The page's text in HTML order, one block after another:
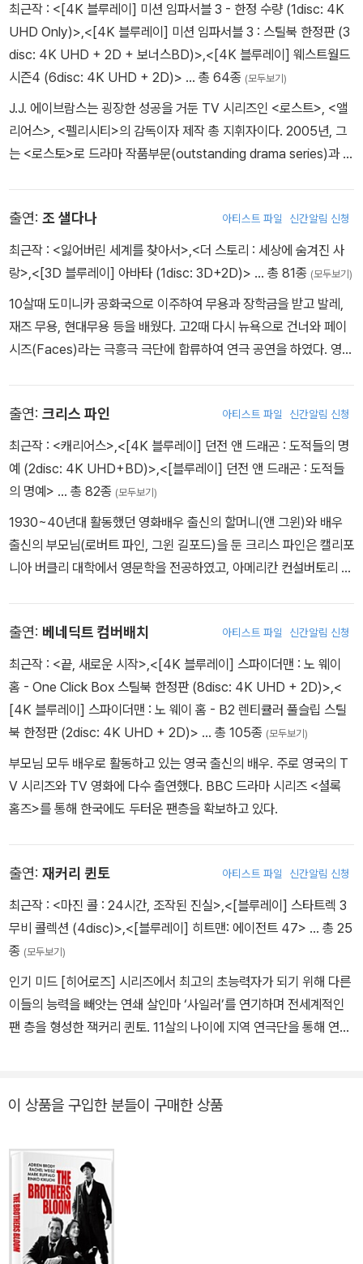
이즈호! 커크 함장과 대원들은 초토화된 전쟁터 한복판에서 인류의
미래가 걸린 선택의 기로에 놓이게 되는데…
최근작 : <[4K 블루레이] 미션 임파서블 3 - 한정 수량 (1disc: 4K
UHD Only)>,<[4K 블루레이] 미션 임파서블 3 : 스틸북 한정판 (3
disc: 4K UHD + 2D + 보너스BD)>,<[4K 블루레이] 웨스트월드
시즌4 (6disc: 4K UHD + 2D)> … 총 64종 (모두보기)
J.J. 에이브람스는 굉장한 성공을 거둔 TV 시리즈인 <로스트>, <앨
리어스>, <펠리시티>의 감독이자 제작 총 지휘자이다. 2005년, 그
는 <로스토>로 드라마 작품부문(outstanding drama series)과 드
for a drama series)의 후보도 오르는 기염을 토했다. 그는 현재 할
리우드가 주목하는 천재적인 신예 감독으로 손꼽히고 있다. J.J. 에브
람스는 <아마게돈>, <사랑 이야기>, <헨리의 이야기>와 같은 작품
자란 에브람스는 8살 때 유니버셜 스튜디오 투어를 참가한 이후부터
영화에 대한 열정을 키웠다. 그는 대학 재학 시절부터 수 많은 아마추
어 영화제에서 수상을 해왔으며 TV 시리즈 <펠리시티>를 통해 명성
을 얻기 시작했다. 그가 <미션임파서블3>의 감독으로 내정된 이 후,
할리우드는 온통 술렁거리기 시작했다. <로스트>, <앨리어스> 등을
미션임파서블3>에 대한 폭발적인 기대감 때문이다. 그는 어린 시절
부터 동경해왔던 <미션임파서블>에 새로운 아이디어와 가공할만한
액션을 가미해 최고의 작품을 탄생시켰다. 그는 21세기가 주목하는
최고의 천재 감독으로 평가 받고 있다.
출연: 조 샐다나 아티스트 파일 신간알림 신청
최근작 : <잃어버린 세계를 찾아서>,<더 스토리 : 세상에 숨겨진 사
랑>,<[3D 블루레이] 아바타 (1disc: 3D+2D)> … 총 81종 (모두보기)
10살때 도미니카 공화국으로 이주하여 무용과 장학금을 받고 발레,
재즈 무용, 현대무용 등을 배웠다. 고2때 다시 뉴욕으로 건너와 페이
시즈(Faces)라는 극흥극 극단에 합류하여 연극 공연을 하였다. 영화
로스로드> <드럼라인> <캐릭비안의 해적 : 블랙 펄의 저주> 등에 출
연한 데 이어 2004년 <터미널>로 무비라인 매거진 선정 ‘할리우드
에서 주목해야 할 신예’로 선정되는 등 할리우드에서 가장 다재 다능
한 배우로 손꼽히고 있다. ‘2008년 세계에서 가장 아름다운 100인’,
성 TOP 99’, 맥심 닷컴 선정 ‘2008 HOT 100’에 오른 바 있다. 자
신이 열정을 느낄 수 있는 배역을 신중히 고르는 배우로 유명한 그녀
는 〈스타트렉 : 더 비기닝〉을 잇는 차기작으로 제임스 카메론 감독의
SF대작 〈아바타〉를 골랐다. 그리고 이 영화의 아름다운 외계종족 나
비족 전사로 전세계의 히로인으로 떠오르게 되었다.
출연: 크리스 파인 아티스트 파일 신간알림 신청
최근작 : <캐리어스>,<[4K 블루레이] 던전 앤 드래곤 : 도적들의 명
예 (2disc: 4K UHD+BD)>,<[블루레이] 던전 앤 드래곤 : 도적들
의 명예> … 총 82종 (모두보기)
1930~40년대 활동했던 영화배우 출신의 할머니(앤 그윈)와 배우
출신의 부모님(로버트 파인, 그윈 길포드)을 둔 크리스 파인은 캘리포
니아 버클리 대학에서 영문학을 전공하였고, 아메리칸 컨설버토리 씨
우 중 한 명이다. 영화 <프린세스 다이어리 2>로 주목 받기 시작한
그는 <행운을 돌려줘> <스모킹 에이스> <와인 미라클>에 이르기까
지 로맨틱 코미디뿐 아니라 다양한 장르의 작품에서 신선한 매력과
연기를 선보인 바 있다. 앤 헤서웨이, 린제이 로한 등 할리우드 대표
매력녀들과 호흡을 맞추며 젠틀하고 귀여운 외모와 매력으로 여심을
이하 30명 배우’, 버라이어티지 선정 ‘주목해야 할 배우 TOP 10’에
오른 데 이어 최근 할리우드 영화사와 극장주들이 선정한 ‘가장 떠오
르는 스타’에 앤 헤서웨이와 함께 남자 배우 부문에 이름을 올린 Hot
한 신예. 거대 함선 엔터프라이즈 호의 선장 ‘커크’ 역을 맡아 불확실
한 미래에 대한 불안감으로 방황하는 모습부터 운명적으로 엔터프라
해낸 그는 <스타트렉 : 더 비기닝>을 통해 할리우드의 대형 스타로
발돋움하고 있다.
출연: 베네딕트 컴버배치 아티스트 파일 신간알림 신청
최근작 : <끝, 새로운 시작>,<[4K 블루레이] 스파이더맨 : 노 웨이
홈 - One Click Box 스틸북 한정판 (8disc: 4K UHD + 2D)>,<
[4K 블루레이] 스파이더맨 : 노 웨이 홈 - B2 렌티큘러 풀슬립 스틸
북 한정판 (2disc: 4K UHD + 2D)> … 총 105종 (모두보기)
부모님 모두 배우로 활동하고 있는 영국 출신의 배우. 주로 영국의 T
V 시리즈와 TV 영화에 다수 출연했다. BBC 드라마 시리즈 <셜록
홈즈>를 통해 한국에도 두터운 팬층을 확보하고 있다.
출연: 재커리 퀸토 아티스트 파일 신간알림 신청
최근작 : <마진 콜 : 24시간, 조작된 진실>,<[블루레이] 스타트렉 3
무비 콜렉션 (4disc)>,<[블루레이] 히트맨: 에이전트 47> … 총 25
종 (모두보기)
인기 미드 [히어로즈] 시리즈에서 최고의 초능력자가 되기 위해 다른
이들의 능력을 빼앗는 연쇄 살인마 ‘사일러’를 연기하며 전세계적인
팬 층을 형성한 잭커리 퀸토. 11살의 나이에 지역 연극단을 통해 연기
교에서 드라마를 전공한 후 [CSI], [식스 피트 언더], [24] 등의 TV
계부터 이슈를 불러모았다. 특히 가장 난항이 예상됐던 스팍 역이 그
가 오디션 장에 들어오는 순간 바로 캐스팅이 결정되었을 정도로 캐
릭터와의 완벽한 싱크로율을 보인 잭커리 퀸토. 독특한 헤어스타일과
눈썹, 뾰족하고 큰 귀의 불칸족으로 변신한 그는 불칸족과 인간의 특
성을 모두 지닌 스팍 역을 자신만의 매력과 열정으로 완벽히 소화해
이 상품을 구입한 분들이 구매한 상품